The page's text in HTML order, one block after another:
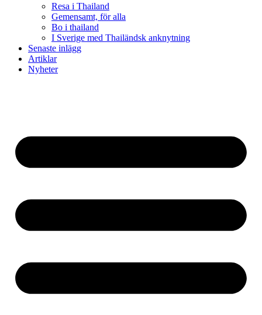
Resa i Thailand
Gemensamt, för alla
Bo i thailand
I Sverige med Thailändsk anknytning
Senaste inlägg
Artiklar
Nyheter